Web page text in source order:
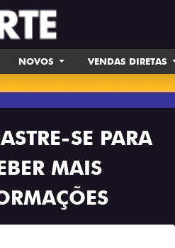
NOVOS VENDAS DIRETAS
SE PARA
MAIS